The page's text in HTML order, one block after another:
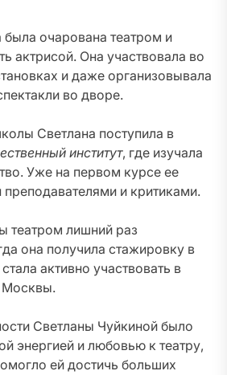
была очарована театром и
актрисой. Она участвовала во
и даже организовывала
во дворе.
Светлана поступила в
институт, где изучала
Уже на первом курсе ее
преподавателями и критиками.
театром лишний раз
она получила стажировку в
активно участвовать в
Москвы.
Светланы Чуйкиной было
энергией и любовью к театру,
ей достичь больших